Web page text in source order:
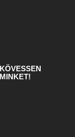
KÖVESSEN
MINKET!